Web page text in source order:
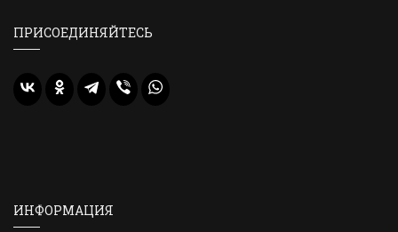
ПРИСОЕДИНЯЙТЕСЬ
ИНФОРМАЦИЯ